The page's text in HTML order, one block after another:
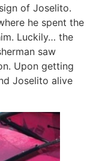
of Joselito.
he spent the
Luckily… the
saw
Upon getting
Joselito alive